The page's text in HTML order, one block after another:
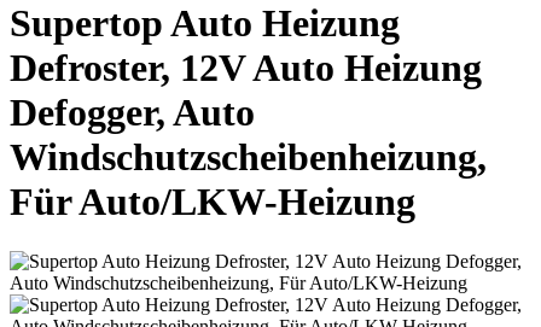
Supertop Auto Heizung
Defroster, 12V Auto Heizung
Defogger, Auto
Windschutzscheibenheizung,
Für Auto/LKW-Heizung